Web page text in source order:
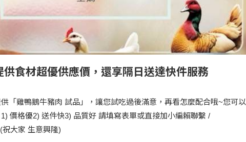
食材超優供應價，還享隔日送達快件服務
「雞鴨鵝牛豬肉 試品」，讓您試吃過後滿意，再看怎麼配合哦~您可以
價格優2) 送件快3) 品質好 請填寫表單或直接加小編賴聯繫 /
祝大家 生意興隆)